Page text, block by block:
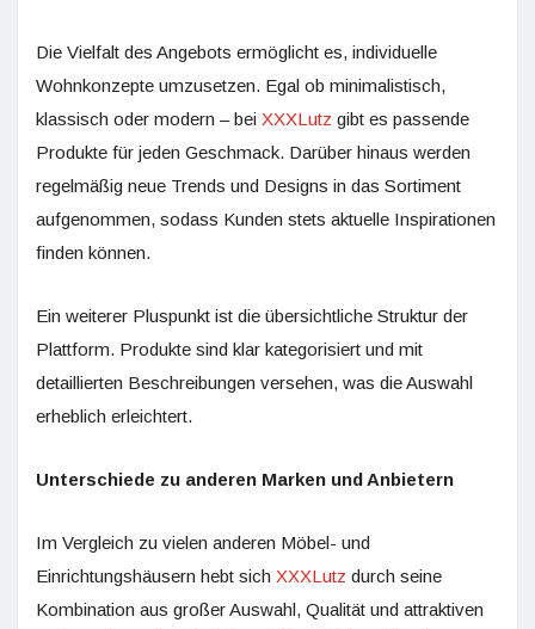
Die Vielfalt des Angebots ermöglicht es, individuelle
Wohnkonzepte umzusetzen. Egal ob minimalistisch,
klassisch oder modern – bei XXXLutz gibt es passende
Produkte für jeden Geschmack. Darüber hinaus werden
regelmäßig neue Trends und Designs in das Sortiment
aufgenommen, sodass Kunden stets aktuelle Inspirationen
finden können.
Ein weiterer Pluspunkt ist die übersichtliche Struktur der
Plattform. Produkte sind klar kategorisiert und mit
detaillierten Beschreibungen versehen, was die Auswahl
erheblich erleichtert.
Unterschiede zu anderen Marken und Anbietern
Im Vergleich zu vielen anderen Möbel- und
Einrichtungshäusern hebt sich XXXLutz durch seine
Kombination aus großer Auswahl, Qualität und attraktiven